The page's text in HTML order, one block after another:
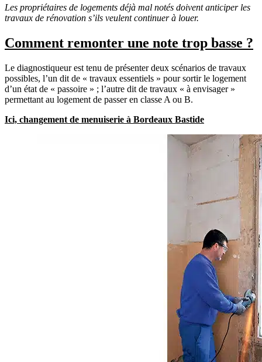
Les propriétaires de logements déjà mal notés doivent anticiper les
travaux de rénovation s’ils veulent continuer à louer.
Comment remonter une note trop basse ?
Le diagnostiqueur est tenu de présenter deux scénarios de travaux
possibles, l’un dit de « travaux essentiels » pour sortir le logement
d’un état de « passoire » ; l’autre dit de travaux « à envisager »
permettant au logement de passer en classe A ou B.
Ici, changement de menuiserie à Bordeaux Bastide